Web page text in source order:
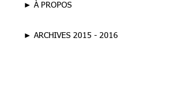
► À PROPOS
► ARCHIVES 2015 - 2016